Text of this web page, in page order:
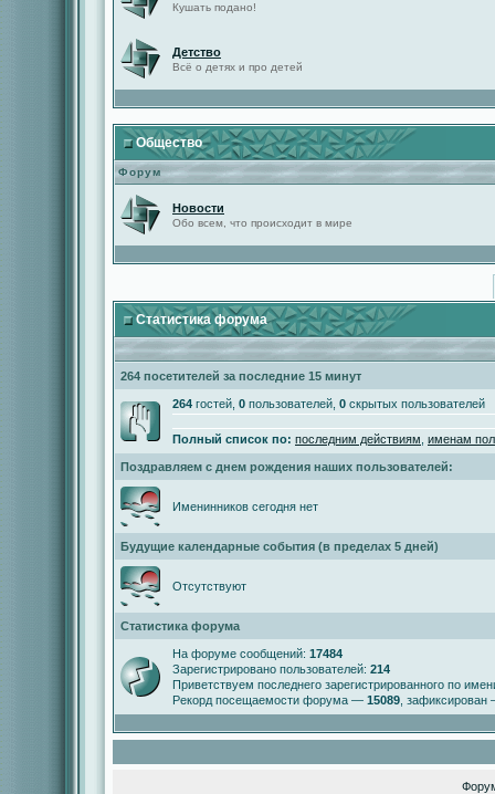
Кушать подано!
Детство
Всё о детях и про детей
Общество
Форум
Новости
Обо всем, что происходит в мире
Статистика форума
264 посетителей за последние 15 минут
264 гостей, 0 пользователей, 0 скрытых пользователей
Полный список по: последним действиям именам
Поздравляем с днем рождения наших пользователей:
Именинников сегодня нет
Будущие календарные события (в пределах 5 дней)
Отсутствуют
Статистика форума
На форуме сообщений: 17484
Зарегистрировано пользователей: 214
Приветствуем последнего зарегистрированного по
Рекорд посещаемости форума — 15089 ,